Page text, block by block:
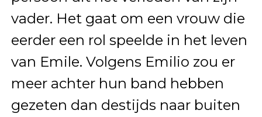
vader. Het gaat om een vrouw die
eerder een rol speelde in het leven
van Emile. Volgens Emilio zou er
meer achter hun band hebben
gezeten dan destijds naar buiten